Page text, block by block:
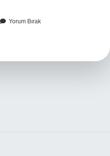
Yorum Bırak